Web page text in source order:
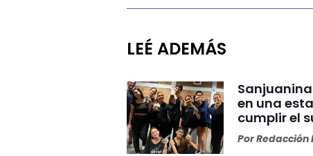
LEÉ ADEMÁS
en una
cumplir el
PorRedacción